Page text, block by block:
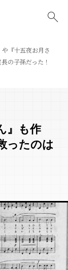
や『十五夜お月さ
の子孫だった！
』も作
ったのは